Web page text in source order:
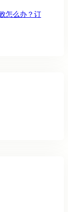
怎么办？订